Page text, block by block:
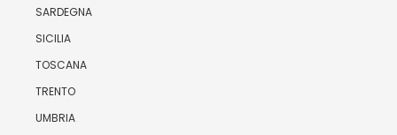
SARDEGNA
SICILIA
TOSCANA
TRENTO
UMBRIA